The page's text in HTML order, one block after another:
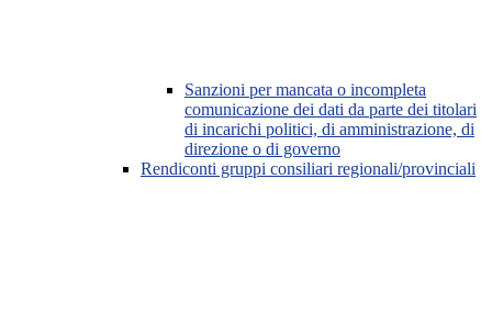
Sanzioni per mancata o incompleta
comunicazione dei dati da parte dei titolari
di incarichi politici, di amministrazione, di
direzione o di governo
Rendiconti gruppi consiliari regionali/provinciali